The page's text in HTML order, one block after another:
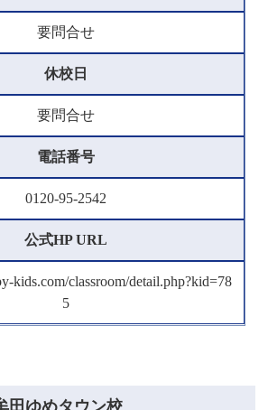
要問合せ
休校日
要問合せ
電話番号
0120-95-2542
公式HP URL
kids.com/classroom/detail.php?kid=78
5